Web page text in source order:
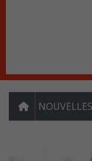
NOUVELLES